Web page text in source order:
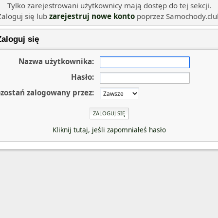
Tylko zarejestrowani użytkownicy mają dostęp do tej sekcji.
się lub zarejestruj nowe kontopoprzez
się
Nazwa użytkownika:
Hasło:
zalogowany przez:
Kliknij tutaj, jeśli zapomniałeś hasło